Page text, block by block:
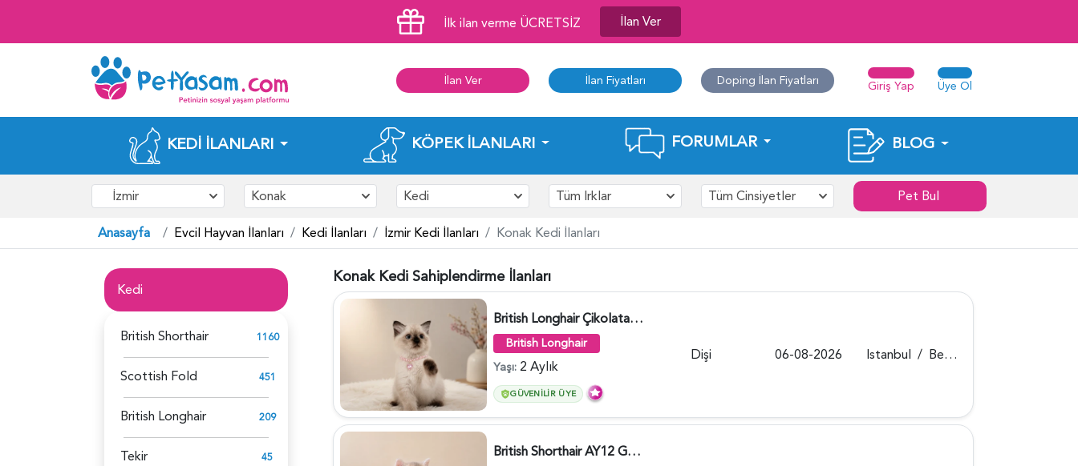
İlk ilan verme ÜCRETSİZ İlan Ver
İlan Ver İlan Fiyatları Doping İlan Fiyatları Giriş Yap Üye Ol
KEDI İLANLARI KÖPEK İLANLARI FORUMLAR BLOG
İzmir Konak Kedi Tüm Irklar Tüm Cinsiyetler Pet Bul
Anasayfa Evcil Hayvan İlanları Kedi İlanları İzmir Kedi İlanları Konak Kedi İlanları
Kedi
British Shorthair 1160
Scottish Fold 451
British Longhair 209
Tekir 45
Konak Kedi Sahiplendirme İlanları
British Longhair Çikolatalı Sütlü Dişi Yavrumuz - 6347
British Longhair
Yaşı: 2 Aylık
GÜVENILIR ÜYE
Dişi 06-08-2026 Istanbul / Beykoz
British Shorthair AY12 Güzel Kızımız - 6349